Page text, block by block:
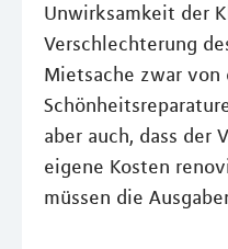
Unwirksamkeit der
Verschlechterung
Mietsache zwar von
aber auch, dass der
eigene Kosten
müssen die